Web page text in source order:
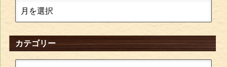
カテゴリー